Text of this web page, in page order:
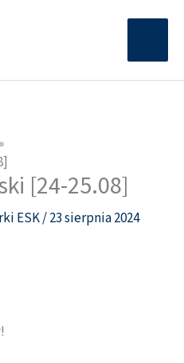
[24-25.08]
ESK/23 sierpnia 2024